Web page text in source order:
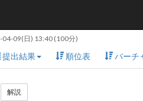
04-09(日) 13:40(100分)
提出結果 順位表 バーチ
解説